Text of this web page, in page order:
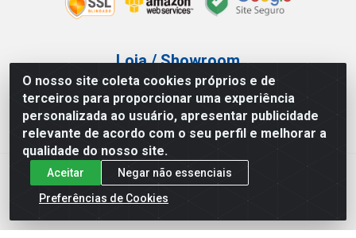
O nosso site coleta cookies próprios e de
terceiros para proporcionar uma experiência
personalizada ao usuário, apresentar publicidade
relevante de acordo com o seu perfil e melhorar a
qualidade do nosso site.
Aceitar
Negar não essenciais
Preferências de Cookies
Loja / Showroom
Tel.: (11) 3227-0546
Av Vautier, 587/597 - Pari - São Paulo/SP
Atef Distribuidora LTDA - Av. Vautier, 585/597 - Pari - São
Paulo/SP - CEP 03.032-000 - CNPJ 27.717.135/0001-29